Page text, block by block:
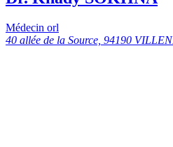
Médecin orl
40 allée de la Source, 94190